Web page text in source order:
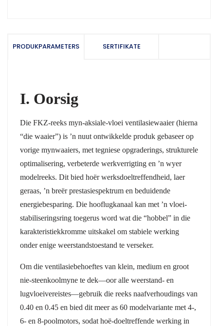
PRODUKPARAMETERS SERTIFIKATE
I. Oorsig
Die FKZ-reeks myn-aksiale-vloei ventilasiewaaier (hierna
“die waaier”) is ’n nuut ontwikkelde produk gebaseer op
vorige mynwaaiers, met tegniese opgraderings, strukturele
optimalisering, verbeterde werkverrigting en ’n wyer
modelreeks. Dit bied hoër werksdoeltreffendheid, laer
geraas, ’n breër prestasiespektrum en beduidende
energiebesparing. Die hooflugkanaal kan met ’n vloei-
stabiliseringsring toegerus word wat die “hobbel” in die
karakteristiekkromme uitskakel om stabiele werking
onder enige weerstandstoestand te verseker.
Om die ventilasiebehoeftes van klein, medium en groot
nie-steenkoolmyne te dek—oor alle weerstand- en
lugvloeivereistes—gebruik die reeks naafverhoudings van
0.40 en 0.45 en bied dit meer as 60 modelvariante met 4-,
6- en 8-poolmotors, sodat hoë-doeltreffende werking in